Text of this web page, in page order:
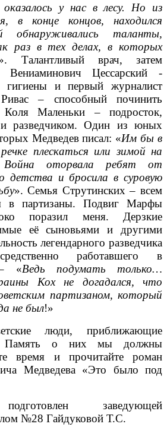
у нас в лесу. Но из
в конце концов, находился
таланты,
раз в тех делах, в которых
Талантливый врач, затем
Вениаминович Цессарский -
гигиены и первый журналист
– способный починить
Маленьки – подросток,
разведчиком. Один из юных
Медведев писал: «Им бы в
плескаться или зимой на
Война оторвала ребят от
детства и бросила в суровую
». Семья Струтинских – всем
в партизаны. Подвиг Марфы
поразил меня. Дерзкие
её сыновьями и другими
легендарного разведчика
работавшего в
– «Ведь подумать только…
Кох не догадался, что
партизаном, который
не был!»
люди, приближающие
Память о них мы должны
время и прочитайте роман
Медведева «Это было под
заведующей
№28 Гайдуковой Т.С.